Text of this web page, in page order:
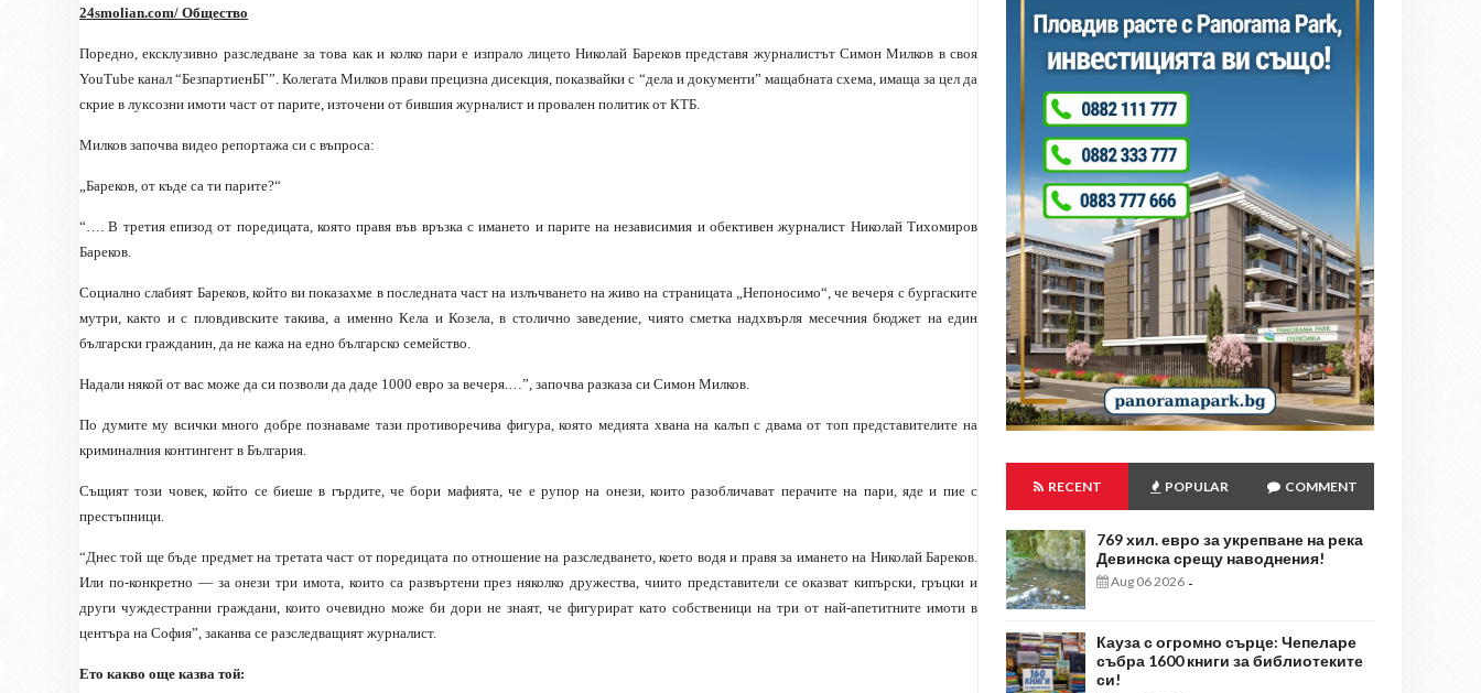
24smolian.com/ Общество
Поредно, ексклузивно разследване за това как и колко пари е изпрало лицето Николай Бареков представя журналистът Симон Милков в своя
YouTube канал “БезпартиенБГ”. Колегата Милков прави прецизна дисекция, показвайки с “дела и документи” мащабната схема, имаща за цел да
скрие в луксозни имоти част от парите, източени от бившия журналист и провален политик от КТБ.
Милков започва видео репортажа си с въпроса:
„Бареков, от къде са ти парите?“
“…. В третия епизод от поредицата, която правя във връзка с имането и парите на независимия и обективен журналист Николай Тихомиров
Бареков.
Социално слабият Бареков, който ви показахме в последната част на излъчването на живо на страницата „Непоносимо“, че вечеря с бургаските
мутри, както и с пловдивските такива, а именно Кела и Козела, в столично заведение, чиято сметка надхвърля месечния бюджет на един
български гражданин, да не кажа на едно българско семейство.
Надали някой от вас може да си позволи да даде 1000 евро за вечеря.…”, започва разказа си Симон Милков.
По думите му всички много добре познаваме тази противоречива фигура, която медията хвана на калъп с двама от топ представителите на
криминалния контингент в България.
Същият този човек, който се биеше в гърдите, че бори мафията, че е рупор на онези, които разобличават перачите на пари, яде и пие с
престъпници.
“Днес той ще бъде предмет на третата част от поредицата по отношение на разследването, което водя и правя за имането на Николай Бареков.
Или по-конкретно — за онези три имота, които са развъртени през няколко дружества, чиито представители се оказват кипърски, гръцки и
други чуждестранни граждани, които очевидно може би дори не знаят, че фигурират като собственици на три от най-апетитните имоти в
центъра на София”, заканва се разследващият журналист.
Ето какво още казва той:
RECENT POPULAR COMMENT
769 хил. евро за укрепване на река
Девинска срещу наводнения!
Aug 06 2026 -
Кауза с огромно сърце: Чепеларе
събра 1600 книги за библиотеките
си!